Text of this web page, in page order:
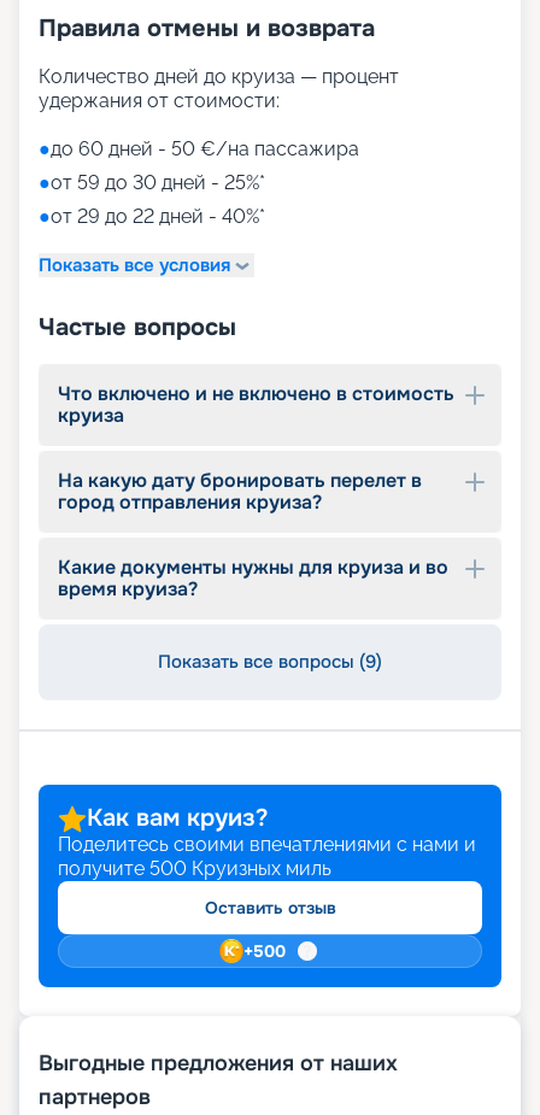
Правила отмены и возврата
Количество дней до круиза — процент
удержания от стоимости:
●до 60 дней - 50 €/на пассажира
●от 59 до 30 дней - 25%*
●от 29 до 22 дней - 40%*
Показать все условия
Частые вопросы
Что включено и не включено в стоимость
круиза
На какую дату бронировать перелет в
город отправления круиза?
Какие документы нужны для круиза и во
время круиза?
Показать все вопросы (9)
Как вам круиз?
Поделитесь своими впечатлениями с нами и
получите 500 Круизных миль
Оставить отзыв
+500
Выгодные предложения от наших
партнеров